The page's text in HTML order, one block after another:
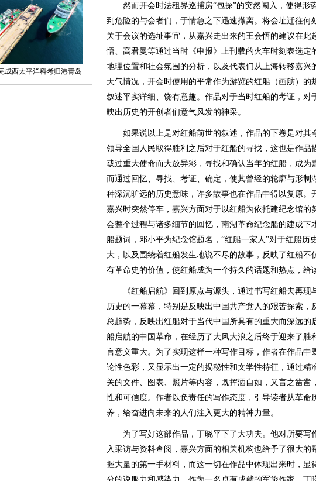
然而开会时法租界巡捕房“包探”的突然闯入，使得形
到危险的与会者们，于情急之下迅速撤离。将会址迁往何
关于会议的选址事宜，从嘉兴走出来的王会悟的建议在此
悟、高君曼等通过当时《申报》上刊载的火车时刻表选定
地理位置和社会氛围的分析，以及代表们从上海转移嘉兴
天气情况，开会时使用的平常作为游览的红船（画舫）的
叙述平实详细、饶有意趣。作品对于当时红船的考证，对
映出历史的开创者们意气风发的神采。
如果说以上是对红船前世的叙述，作品的下卷是对其
领导全国人民取得胜利之后对于红船的寻找，这也是作品
载过重大使命而大放异彩，寻找和确认当年的红船，成为
而通过回忆、寻找、考证、确定，使其曾经的轮廓与形制
种深沉旷远的历史意味，许多故事也在作品中得以复原。
嘉兴时突然停车，嘉兴方面对于以红船为依托建纪念馆的
会整个过程与诸多细节的回忆，南湖革命纪念船的建成下
船题词，邓小平为纪念馆题名，“红船一家人”对于红船历
大，以及围绕着红船发生地说不尽的故事，反映了红船不
有革命史的价值，使红船成为一个持久的话题和热点，给
《红船启航》回到原点与源头，通过书写红船去再现
历史的一幕幕，特别是反映出中国共产党人的艰苦探索，
总趋势，反映出红船对于当代中国所具有的重大而深远的
船启航的中国革命，在经历了大风大浪之后终于迎来了胜
言意义重大。为了实现这样一种写作目标，作者在作品中
论性色彩，又显示出一定的揭秘性和文学性特征，通过精
关的文件、图表、照片等内容，既挥洒自如，又言之凿凿
性和可信度。作者以负责任的写作态度，引导读者从革命
养，给奋进向未来的人们注入更大的精神力量。
为了写好这部作品，丁晓平下了大功夫。他对所要写
入采访与资料查阅，嘉兴方面的相关机构也给予了很大的
握大量的第一手材料，而这一切在作品中体现出来时，显